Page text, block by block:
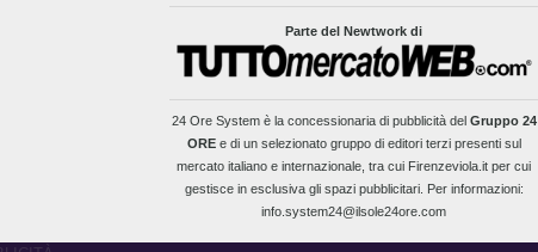
Parte del Newtwork di
24 Ore Systemè la concessionaria di pubblicità del Gruppo 24
OREe di un selezionato gruppo di editori terzi presenti sul
mercato italiano e internazionale, tra cui Firenzeviola.it per cui
gestisce in esclusiva gli spazi pubblicitari. Per informazioni:
info.system24@ilsole24ore.com